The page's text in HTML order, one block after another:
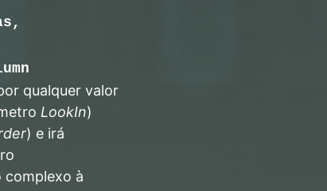
qualquer valor
LookIn)
) e irá
complexo à